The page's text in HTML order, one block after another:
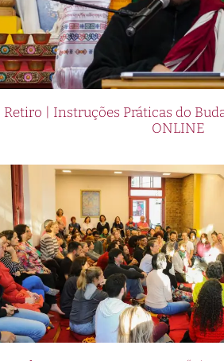
Retiro | Instruções Práticas do
ONLINE